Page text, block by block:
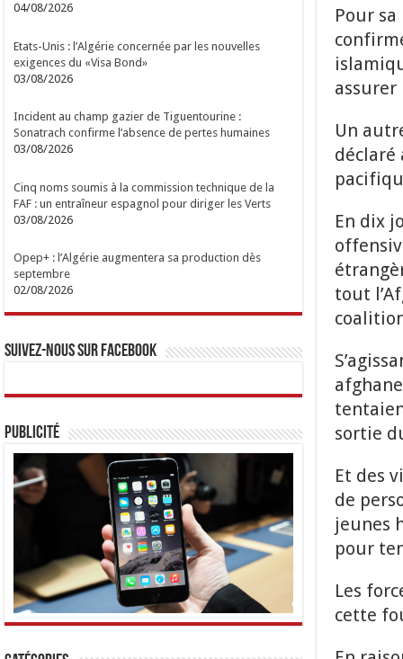
Pour
assurer
Un
déclaré
En dix
tout
sortie
Et des
de
jeunes
pour
Les
cette
04/08/2026
Etats-Unis : l’Algérie concernée par les nouvelles
exigences du «Visa Bond»
03/08/2026
Incident au champ gazier de Tiguentourine :
Sonatrach confirme l’absence de pertes humaines
03/08/2026
Cinq noms soumis à la commission technique de la
FAF : un entraîneur espagnol pour diriger les Verts
03/08/2026
Opep+ : l’Algérie augmentera sa production dès
septembre
02/08/2026
Suivez-nous sur Facebook
Publicité